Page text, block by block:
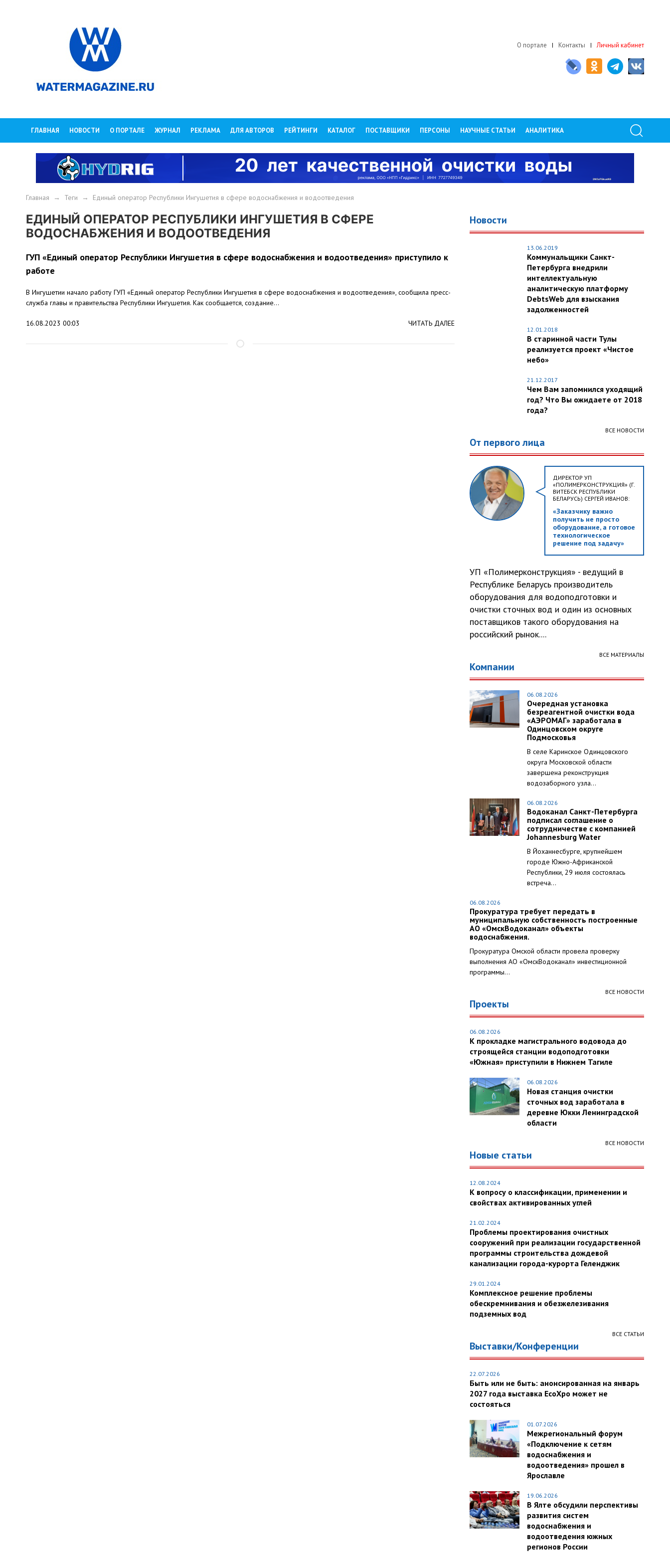
О портале Контакты Личный кабинет
ГЛАВНАЯ НОВОСТИ О ПОРТАЛЕ ЖУРНАЛ РЕКЛАМА ДЛЯ АВТОРОВ РЕЙТИНГИ КАТАЛОГ ПОСТАВЩИКИ ПЕРСОНЫ НАУЧНЫЕ СТАТЬИ АНАЛИТИКА
Главная → Теги → Единый оператор Республики Ингушетия в сфере водоснабжения и водоотведения
ЕДИНЫЙ ОПЕРАТОР РЕСПУБЛИКИ ИНГУШЕТИЯ В СФЕРЕ
ВОДОСНАБЖЕНИЯ И ВОДООТВЕДЕНИЯ
ГУП «Единый оператор Республики Ингушетия в сфере водоснабжения и водоотведения» приступило к
работе
В Ингушетии начало работу ГУП «Единый оператор Республики Ингушетия в сфере водоснабжения и водоотведения», сообщила пресс-
служба главы и правительства Республики Ингушетия. Как сообщается, создание...
16.08.2023 00:03 ЧИТАТЬ ДАЛЕЕ
Новости
13.06.2019
Коммунальщики Санкт-
Петербурга внедрили
интеллектуальную
аналитическую платформу
DebtsWeb для взыскания
задолженностей
12.01.2018
В старинной части Тулы
реализуется проект «Чистое
небо»
21.12.2017
Чем Вам запомнился уходящий
год? Что Вы ожидаете от 2018
года?
ВСЕ НОВОСТИ
От первого лица
ДИРЕКТОР УП
«ПОЛИМЕРКОНСТРУКЦИЯ» (Г.
ВИТЕБСК РЕСПУБЛИКИ
БЕЛАРУСЬ) СЕРГЕЙ ИВАНОВ:
«Заказчику важно
получить не просто
оборудование, а готовое
технологическое
решение под задачу»
УП «Полимерконструкция» - ведущий в
Республике Беларусь производитель
оборудования для водоподготовки и
очистки сточных вод и один из основных
поставщиков такого оборудования на
российский рынок....
ВСЕ МАТЕРИАЛЫ
Компании
06.08.2026
Очередная установка
безреагентной очистки вода
«АЭРОМАГ» заработала в
Одинцовском округе
Подмосковья
В селе Каринское Одинцовского
округа Московской области
завершена реконструкция
водозаборного узла...
06.08.2026
Водоканал Санкт-Петербурга
подписал соглашение о
сотрудничестве с компанией
Johannesburg Water
В Йоханнесбурге, крупнейшем
городе Южно-Африканской
Республики, 29 июля состоялась
встреча...
06.08.2026
Прокуратура требует передать в
муниципальную собственность построенные
АО «ОмскВодоканал» объекты
водоснабжения.
Прокуратура Омской области провела проверку
выполнения АО «ОмскВодоканал» инвестиционной
программы...
ВСЕ НОВОСТИ
Проекты
06.08.2026
К прокладке магистрального водовода до
строящейся станции водоподготовки
«Южная» приступили в Нижнем Тагиле
06.08.2026
Новая станция очистки
сточных вод заработала в
деревне Юкки Ленинградской
области
ВСЕ НОВОСТИ
Новые статьи
12.08.2024
К вопросу о классификации, применении и
свойствах активированных углей
21.02.2024
Проблемы проектирования очистных
сооружений при реализации государственной
программы строительства дождевой
канализации города-курорта Геленджик
29.01.2024
Комплексное решение проблемы
обескремнивания и обезжелезивания
подземных вод
ВСЕ СТАТЬИ
Выставки/Конференции
22.07.2026
Быть или не быть: анонсированная на январь
2027 года выставка EcoXpo может не
состояться
01.07.2026
Межрегиональный форум
«Подключение к сетям
водоснабжения и
водоотведения» прошел в
Ярославле
19.06.2026
В Ялте обсудили перспективы
развития систем
водоснабжения и
водоотведения южных
регионов России